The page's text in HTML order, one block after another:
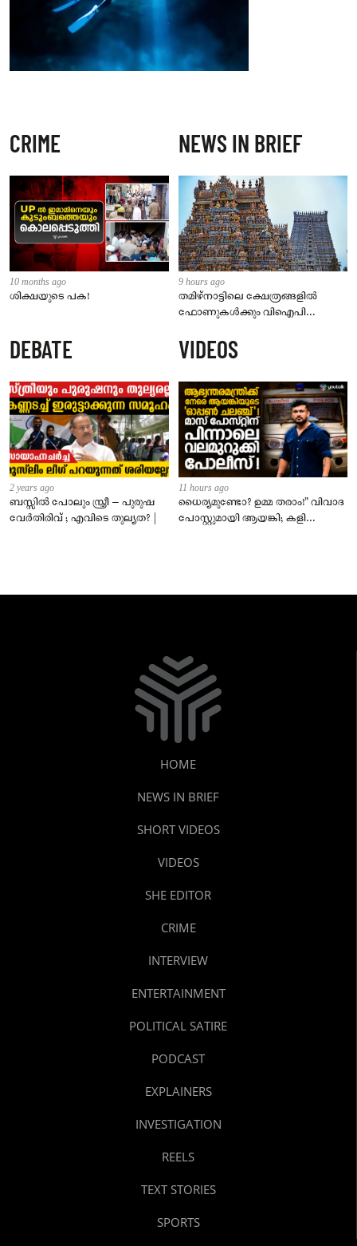
CRIME
10 months ago
ശിക്ഷയുടെ പക!
NEWS IN BRIEF
9 hours ago
തമിഴ്‌നാട്ടിലെ ക്ഷേത്രങ്ങളിൽ
ഫോണുകൾക്കും വിഐപി
സെപ്റ്റംബർ 1 മുതൽ നിലവിൽ
വരും
DEBATE
2 years ago
ബസ്സിൽ പോലും സ്ത്രീ – പുരുഷ
വേർതിരിവ് ; എവിടെ തുല്യത? |
VIDEOS
11 hours ago
ധൈര്യമുണ്ടോ? ഉമ്മ തരാം!” വിവാദ
പോസ്റ്റുമായി ആയങ്കി; കളി
HOME
NEWS IN BRIEF
SHORT VIDEOS
VIDEOS
SHE EDITOR
CRIME
INTERVIEW
ENTERTAINMENT
POLITICAL SATIRE
PODCAST
EXPLAINERS
INVESTIGATION
REELS
TEXT STORIES
SPORTS